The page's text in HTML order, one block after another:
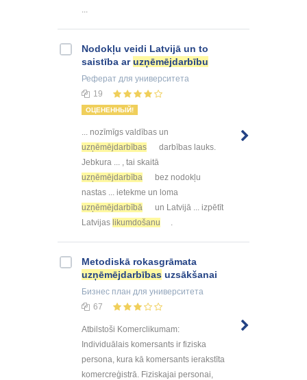
...
Nodokļu veidi Latvijā un to
saistība aruzņēmējdarbību
Реферат для университета
19
ОЦЕНЕННЫЙ!
... nozīmīgs valdības un
uzņēmējdarbības
darbības lauks.
Jebkura ... , tai skaitā
uzņēmējdarbība
bez nodokļu
nastas ... ietekme un loma
uzņēmējdarbībā
un Latvijā ... izpētīt
Latvijas likumdošanu
Metodiskā rokasgrāmata
uzņēmējdarbības uzsākšanai
Бизнес план для университета
67
Atbilstoši Komerclikumam:
Individuālais komersants ir fiziska
persona, kura kā komersants ierakstīta
komercreģistrā. Fiziskajai personai,